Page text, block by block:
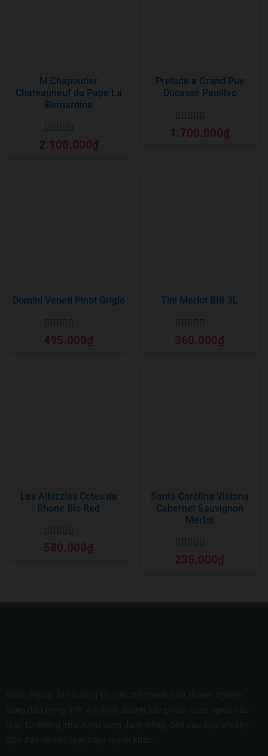
M.Chapoutier
Chateauneuf du Pape La
Bernardine
Được xếp
hạng55 sao
2.100.000₫
Prelude a Grand Puy
Ducasse Pauillac
Được xếp
hạng55 sao
1.700.000₫
Domini Veneti Pinot Grigio
Được xếp
hạng55 sao
495.000₫
Tini Merlot BIB 3L
Được xếp
hạng55 sao
360.000₫
Les Albizzias Cotes du
Rhone Bio Red
Được xếp
hạng55 sao
580.000₫
Santa Carolina Vistana
Cabernet Sauvignon
Merlot
Được xếp
hạng55 sao
235.000₫